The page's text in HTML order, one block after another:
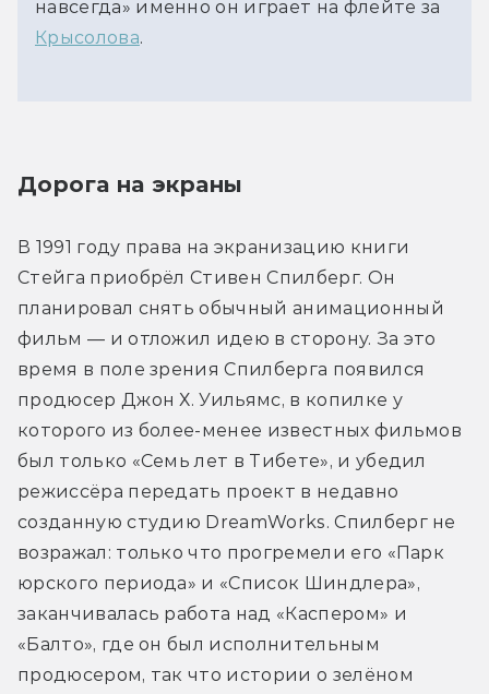
Крысолова.
Дорога на экраны
В 1991 году права на экранизацию книги
Стейга приобрёл Стивен Спилберг. Он
планировал снять обычный анимационный
фильм — и отложил идею в сторону. За это
время в поле зрения Спилберга появился
продюсер Джон Х. Уильямс, в копилке у
которого из более-менее известных фильмов
был только «Семь лет в Тибете», и убедил
режиссёра передать проект в недавно
созданную студию DreamWorks. Спилберг не
возражал: только что прогремели его «Парк
юрского периода» и «Список Шиндлера»,
заканчивалась работа над «Каспером» и
«Балто», где он был исполнительным
продюсером, так что истории о зелёном